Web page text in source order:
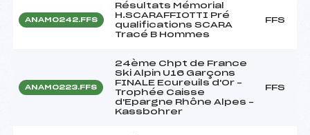
ANAM0242.FFS
Résultats Mémorial
H.SCARAFFIOTTI Pré
qualifications SCARA
Tracé B Hommes
FFS
ANAM0223.FFS
24ème Chpt de France
Ski Alpin U16 Garçons
FINALE Ecureuils d'Or –
Trophée Caisse
d'Epargne Rhône Alpes –
Kassbohrer
FFS